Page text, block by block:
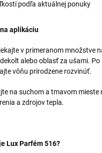
podľa aktuálnej ponuky
aplikáciu
v primeranom množstve
alebo oblasť za ušami.
vôňu prirodzene rozvinúť.
na suchom a tmavom mieste
a zdrojov tepla.
Lux Parfém 516?